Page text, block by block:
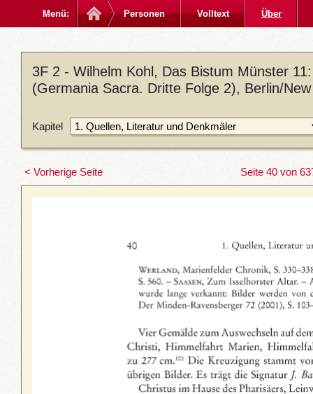
Menü: Personen Volltext Über
3F 2 - Wilhelm Kohl, Das Bistum Münster
(Germania Sacra. Dritte Folge 2), Berlin/
Kapitel
< Vorherige Seite Seite 40 von